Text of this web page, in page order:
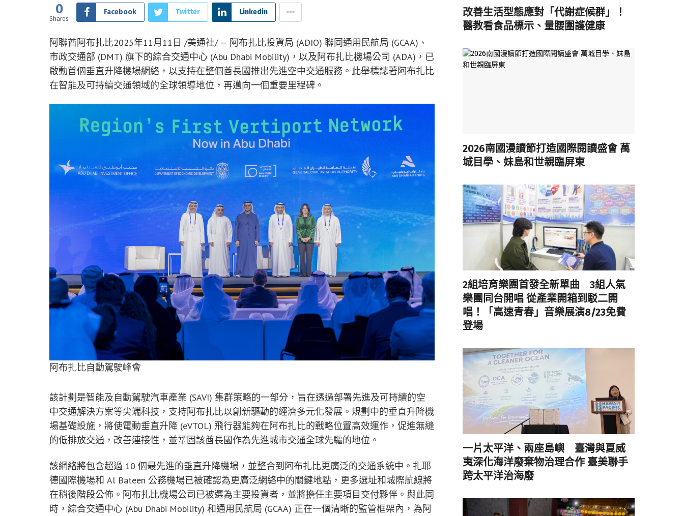
0
Shares
Facebook Twitter Linkedin
阿聯酋阿布扎比2025年11月11日 /美通社/ — 阿布扎比投資局 (ADIO) 聯同通用民航局 (GCAA)、
市政交通部 (DMT) 旗下的綜合交通中心 (Abu Dhabi Mobility)，以及阿布扎比機場公司 (ADA)，已
啟動首個垂直升降機場網絡，以支持在整個酋長國推出先進空中交通服務。此舉標誌著阿布扎比
在智能及可持續交通領域的全球領導地位，再邁向一個重要里程碑。
阿布扎比自動駕駛峰會
該計劃是智能及自動駕駛汽車產業 (SAVI) 集群策略的一部分，旨在透過部署先進及可持續的空
中交通解決方案等尖端科技，支持阿布扎比以創新驅動的經濟多元化發展。規劃中的垂直升降機
場基礎設施，將使電動垂直升降 (eVTOL) 飛行器能夠在阿布扎比的戰略位置高效運作，促進無縫
的低排放交通，改善連接性，並鞏固該酋長國作為先進城市交通全球先驅的地位。
該網絡將包含超過 10 個最先進的垂直升降機場，並整合到阿布扎比更廣泛的交通系統中。扎耶
德國際機場和 Al Bateen 公務機場已被確認為更廣泛網絡中的關鍵地點，更多選址和城際航線將
在稍後階段公佈。阿布扎比機場公司已被選為主要投資者，並將擔任主要項目交付夥伴。與此同
時，綜合交通中心 (Abu Dhabi Mobility) 和通用民航局 (GCAA) 正在一個清晰的監管框架內，為阿
改善生活型態應對「代謝症候群」！
醫教看食品標示、量腰圍護健康
2026南國漫讀節打造國際閱讀盛會 萬
城目學、妹島和世親臨屏東
2組培育樂團首發全新單曲 3組人氣
樂團同台開唱 從產業開箱到駁二開
唱！「高速青春」音樂展演8/23免費
登場
一片太平洋、兩座島嶼 臺灣與夏威
夷深化海洋廢棄物治理合作 臺美聯手
跨太平洋治海廢